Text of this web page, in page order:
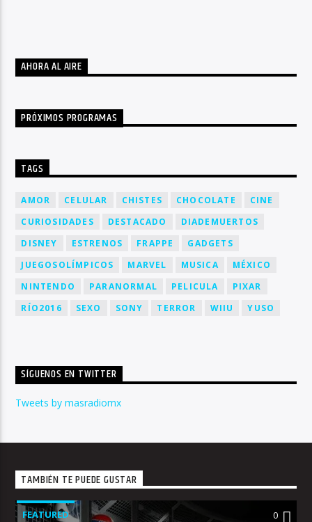
AHORA AL AIRE
PRÓXIMOS PROGRAMAS
TAGS
AMOR CELULAR CHISTES CHOCOLATE
CINE
CURIOSIDADES
DESTACADO
DIADEMUERTOS
DISNEY
ESTRENOS FRAPPE
GADGETS
JUEGOSOLÍMPICOS
MARVEL MUSICA
MÉXICO
NINTENDO
PARANORMAL PELICULA
PIXAR
RÍO2016
SEXO SONY TERROR WIIU YUSO
SÍGUENOS EN TWITTER
Tweets by masradiomx
TAMBIÉN TE PUEDE GUSTAR
FEATURED 0